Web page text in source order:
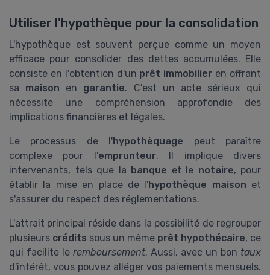
Utiliser l'hypothèque pour la consolidation
L'hypothèque est souvent perçue comme un moyen
efficace pour consolider des dettes accumulées. Elle
consiste en l'obtention d'un prêt immobilier en offrant
sa maison en garantie. C'est un acte sérieux qui
nécessite une compréhension approfondie des
implications financières et légales.
Le processus de l'hypothèquage peut paraître
complexe pour l'emprunteur. Il implique divers
intervenants, tels que la banque et le notaire, pour
établir la mise en place de l'hypothèque maison et
s'assurer du respect des réglementations.
L'attrait principal réside dans la possibilité de regrouper
plusieurs crédits sous un même prêt hypothécaire, ce
qui facilite le remboursement. Aussi, avec un bon taux
d'intérêt, vous pouvez alléger vos paiements mensuels.